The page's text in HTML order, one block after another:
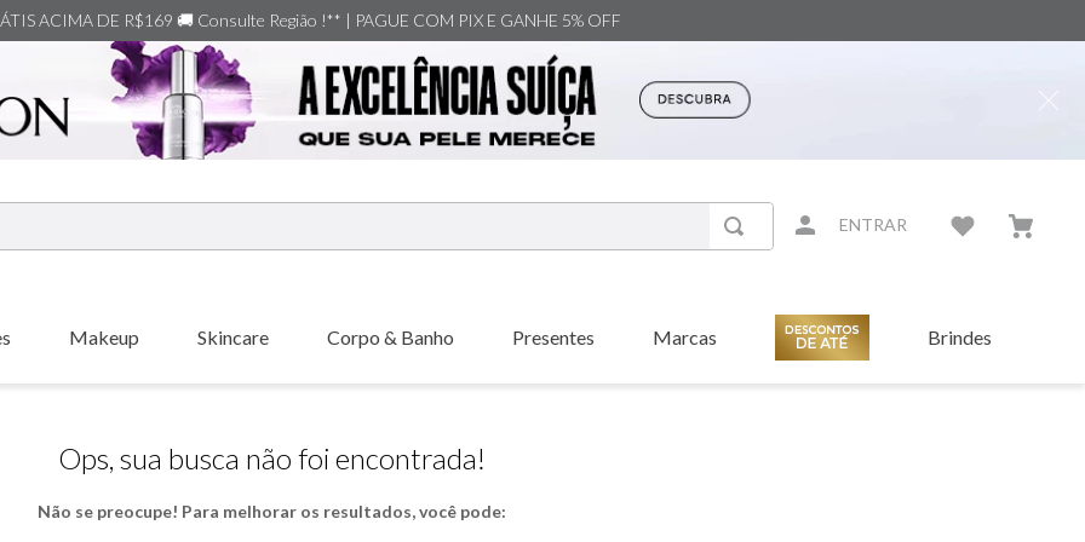
ACIMA DE R$169 🚚 Consulte Região !** | PAGUE COM PIX E GANHE 5% OFF
ENTRAR
Makeup Skincare Corpo & Banho Presentes Marcas Brindes
Ops, sua busca não foi encontrada!
Não se preocupe! Para melhorar os resultados, você pode:
nishane
versace